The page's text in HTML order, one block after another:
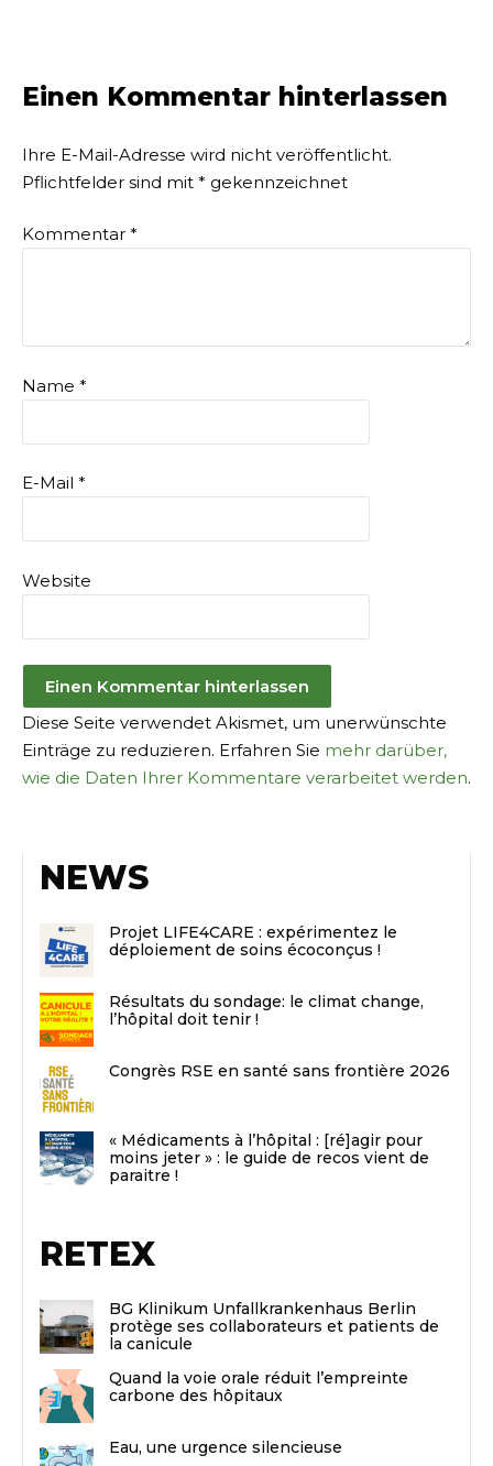
Einen Kommentar hinterlassen
Ihre E-Mail-Adresse wird nicht veröffentlicht.
Pflichtfelder sind mit * gekennzeichnet
Kommentar *
Name *
E-Mail *
Website
Diese Seite verwendet Akismet, um unerwünschte
Einträge zu reduzieren. Erfahren Sie mehr darüber,
wie die Daten Ihrer Kommentare verarbeitet werden.
NEWS
Projet LIFE4CARE : expérimentez le
déploiement de soins écoconçus !
Résultats du sondage: le climat change,
l’hôpital doit tenir !
Congrès RSE en santé sans frontière 2026
« Médicaments à l’hôpital : [ré]agir pour
moins jeter » : le guide de recos vient de
paraitre !
RETEX
BG Klinikum Unfallkrankenhaus Berlin
protège ses collaborateurs et patients de
la canicule
Quand la voie orale réduit l’empreinte
carbone des hôpitaux
Eau, une urgence silencieuse